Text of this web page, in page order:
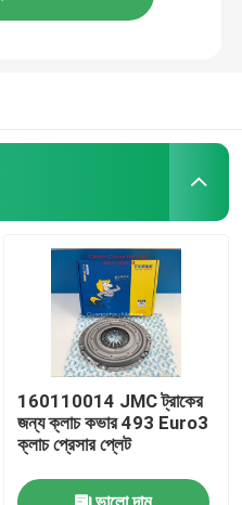
160110014 JMC ট্রাকের
জন্য ক্লাচ কভার 493 Euro3
ক্লাচ প্রেসার প্লেট